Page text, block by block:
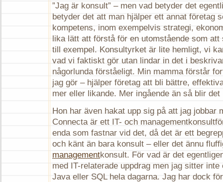
jobbar
du
med?”
”Jag är konsult” – men vad betyder det
betyder det att man hjälper ett annat företag
kompetens, inom exempelvis strategi,
lika lätt att förstå för en utomstående som att
till exempel. Konsultyrket är lite hemligt, vi
vad vi faktiskt gör utan lindar in det i
någorlunda förståeligt. Min mamma förstår
jag gör – hjälper företag att bli bättre,
mer eller likande. Mer ingående än så blir det
Hon har även hakat upp sig på att jag jobbar
Connecta är ett IT- och
enda som fastnar vid det, då det är ett
och känt än bara konsult – eller det ännu
managementkonsult. För vad är det
med IT-relaterade uppdrag men jag sitter
Java eller SQL hela dagarna. Jag har dock